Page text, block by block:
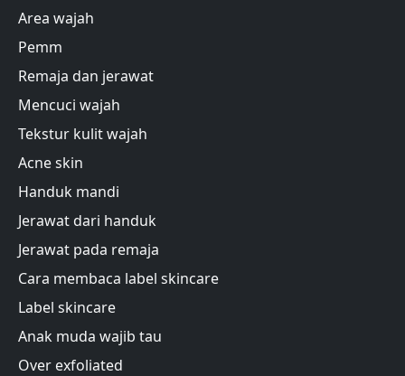
Area wajah
Pemm
Remaja dan jerawat
Mencuci wajah
Tekstur kulit wajah
Acne skin
Handuk mandi
Jerawat dari handuk
Jerawat pada remaja
Cara membaca label skincare
Label skincare
Anak muda wajib tau
Over exfoliated